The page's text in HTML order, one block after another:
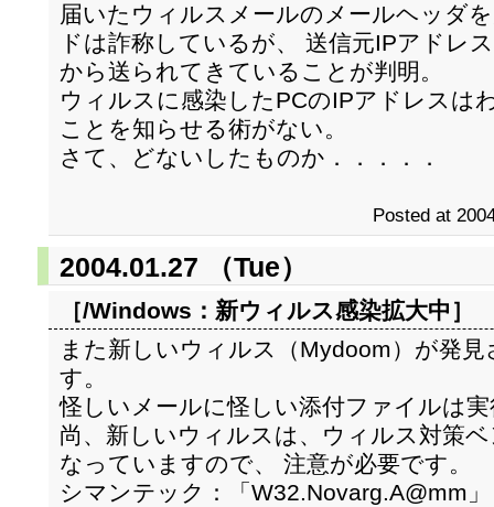
届いたウィルスメールのメールヘッダ
ドは詐称しているが、 送信元IPアドレ
から送られてきていることが判明。
ウィルスに感染したPCのIPアドレスは
ことを知らせる術がない。
さて、どないしたものか．．．．．
Posted at
2004.01.27 （Tue）
［/Windows： 新ウィルス感染拡大中 ］
また新しいウィルス（Mydoom）が発
す。
怪しいメールに怪しい添付ファイルは
尚、新しいウィルスは、ウィルス対策
なっていますので、 注意が必要です。
シマンテック：「W32.Novarg.A@mm」